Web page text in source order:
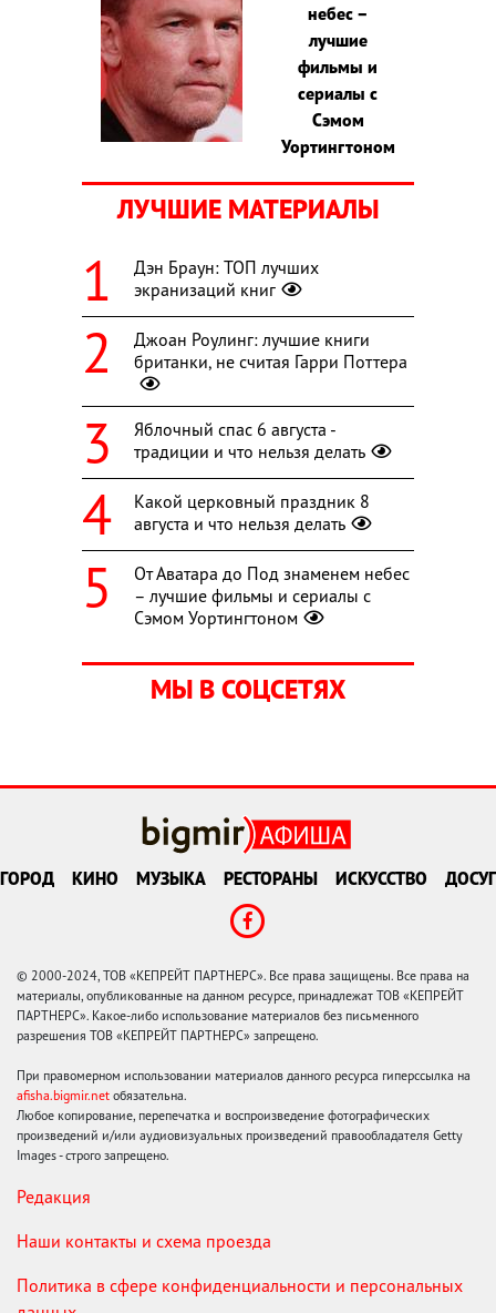
небес –
лучшие
фильмы и
сериалы с
Сэмом
Уортингтоном
ЛУЧШИЕ МАТЕРИАЛЫ
Дэн Браун: ТОП лучших
экранизаций книг
Джоан Роулинг: лучшие книги
британки, не считая Гарри Поттера
Яблочный спас 6 августа -
традиции и что нельзя делать
Какой церковный праздник 8
августа и что нельзя делать
От Аватара до Под знаменем небес
– лучшие фильмы и сериалы с
Сэмом Уортингтоном
МЫ В СОЦСЕТЯХ
ГОРОД КИНО МУЗЫКА РЕСТОРАНЫ ИСКУССТВО ДОСУГ
© 2000-2024, ТОВ «КЕПРЕЙТ ПАРТНЕРС». Все права защищены. Все права на
материалы, опубликованные на данном ресурсе, принадлежат ТОВ «КЕПРЕЙТ
ПАРТНЕРС». Какое-либо использование материалов без письменного
разрешения ТОВ «КЕПРЕЙТ ПАРТНЕРС» запрещено.
При правомерном использовании материалов данного ресурса гиперссылка на
afisha.bigmir.net обязательна.
Любое копирование, перепечатка и воспроизведение фотографических
произведений и/или аудиовизуальных произведений правообладателя Getty
Images - строго запрещено.
Редакция
Наши контакты и схема проезда
Политика в сфере конфиденциальности и персональных